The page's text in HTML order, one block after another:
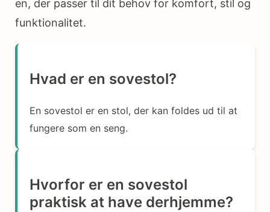
en, der passer til dit behov for komfort, stil og
funktionalitet.
Hvad er en sovestol?
En sovestol er en stol, der kan foldes ud til at
fungere som en seng.
Hvorfor er en sovestol
praktisk at have derhjemme?